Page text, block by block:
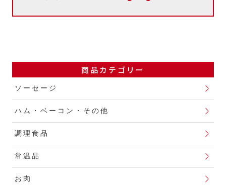
商品カテゴリー
ソーセージ
ハム・ベーコン・その他
調理食品
常温品
お肉